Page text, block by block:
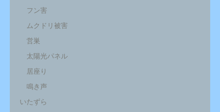
フン害
ムクドリ被害
営巣
太陽光パネル
居座り
鳴き声
いたずら